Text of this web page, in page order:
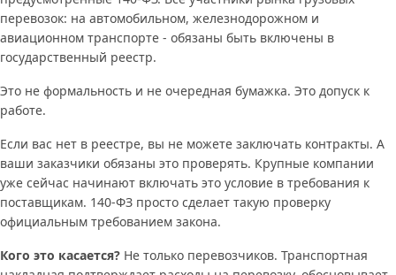
перевозок: на автомобильном, железнодорожном и
авиационном транспорте - обязаны быть включены в
государственный реестр.
Это не формальность и не очередная бумажка. Это допуск к
работе.
Если вас нет в реестре, вы не можете заключать контракты. А
ваши заказчики обязаны это проверять. Крупные компании
уже сейчас начинают включать это условие в требования к
поставщикам. 140-ФЗ просто сделает такую проверку
официальным требованием закона.
Кого это касается? Не только перевозчиков. Транспортная